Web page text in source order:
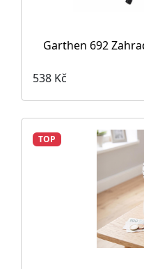
Garthen 692
538 Kč
TOP